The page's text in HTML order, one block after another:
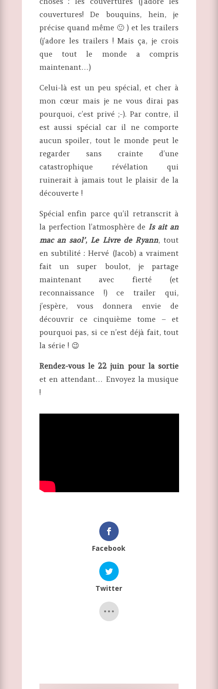
couvertures! De bouquins, hein, je
précise quand même 🙂 ) et les trailers
(j’adore les trailers ! Mais ça, je crois
que tout le monde a compris
maintenant…)
Celui-là est un peu spécial, et cher à
mon cœur mais je ne vous dirai pas
pourquoi, c’est privé ;-). Par contre, il
est aussi spécial car il ne comporte
aucun spoiler, tout le monde peut le
regarder sans crainte d’une
catastrophique révélation qui
ruinerait à jamais tout le plaisir de la
découverte !
Spécial enfin parce qu’il retranscrit à
la perfection l’atmosphère de Is ait an
mac an saol’,Le Livre de Ryann, tout
en subtilité : Hervé (Jacob) a vraiment
fait un super boulot, je partage
maintenant avec fierté (et
reconnaissance !) ce trailer qui,
j’espère, vous donnera envie de
découvrir ce cinquième tome – et
pourquoi pas, si ce n’est déjà fait, tout
la série ! 😉
Rendez-vous le 22 juin pour la sortie
et en attendant… Envoyez la musique
!
Facebook
Twitter